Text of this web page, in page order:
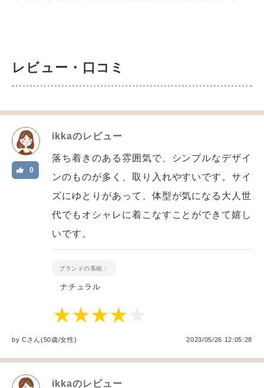
レビュー・口コミ
ikkaのレビュー
0
落ち着きのある雰囲気で、シンプルなデザイ
ンのものが多く、取り入れやすいです。サイ
ズにゆとりがあって、体型が気になる大人世
代でもオシャレに着こなすことができて嬉し
いです。
ブランドの系統：
ナチュラル
byCさん(50歳/女性) 2023/05/26 12:05:28
ikkaのレビュー